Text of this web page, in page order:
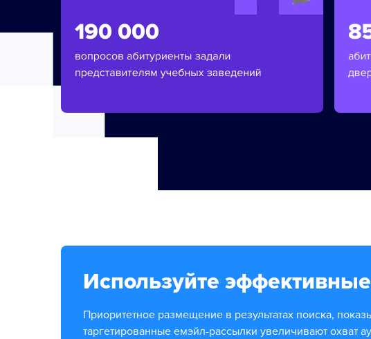
Используйте
Приоритетное размещение в результатах поиска,
таргетированные емэйл-рассылки увеличивают охват